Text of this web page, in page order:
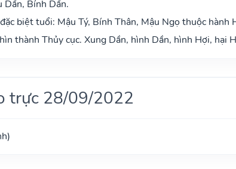
Dần, Bính Dần.
biệt tuổi: Mậu Tý, Bính Thân, Mậu Ngọ thuộc hành
thành Thủy cục. Xung Dần, hình Dần, hình Hợi, hại
trực 28/09/2022